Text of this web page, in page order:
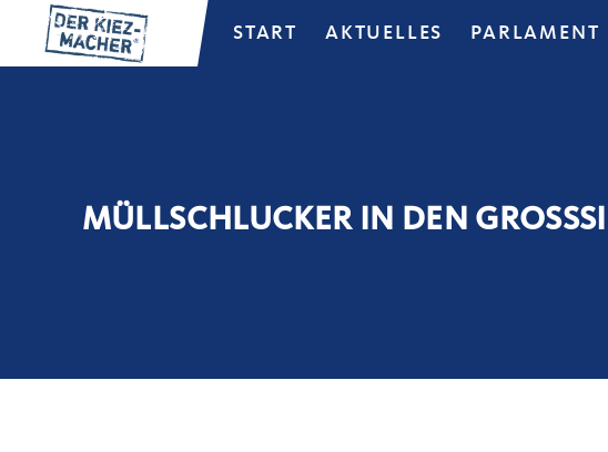
START AKTUELLES PARLAMENT
MÜLLSCHLUCKER IN DEN